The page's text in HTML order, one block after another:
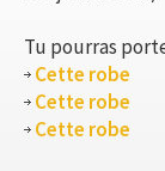
Tu pourras
Cette robe
Cette robe
Cette robe